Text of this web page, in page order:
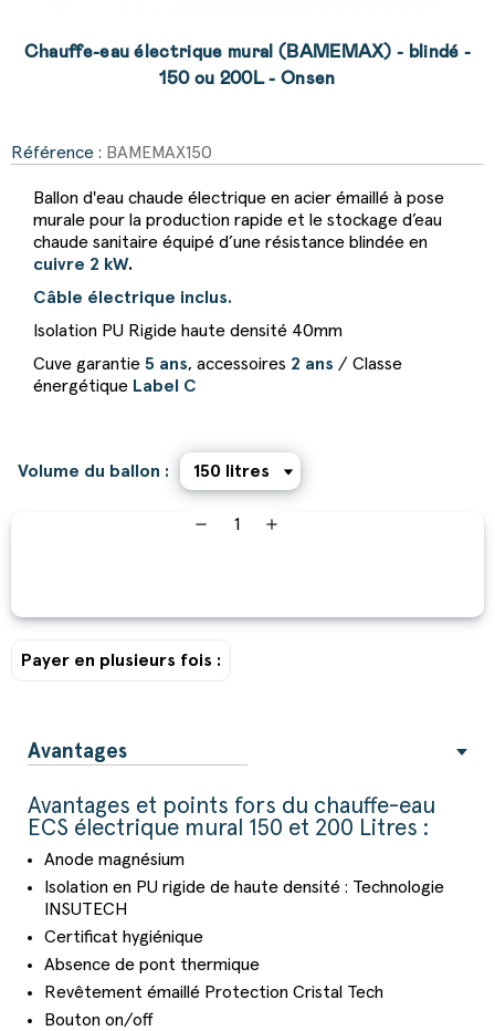
Chauffe-eau électrique mural (BAMEMAX) - blindé -
150 ou 200L - Onsen
Référence : BAMEMAX150
Ballon d'eau chaude électrique en acier émaillé à pose
murale pour la production rapide et le stockage d’eau
chaude sanitaire équipé d’une résistance blindée en
cuivre 2 kW.
Câble électrique inclus.
Isolation PU Rigide haute densité 40mm
Cuve garantie 5 ans, accessoires 2 ans / Classe
énergétique Label C
Volume du ballon :
remove add
Payer en plusieurs fois :
Avantages
Avantages et points fors du chauffe-eau
ECS électrique mural 150 et 200 Litres :
Anode magnésium
Isolation en PU rigide de haute densité : Technologie
INSUTECH
Certificat hygiénique
Absence de pont thermique
Revêtement émaillé Protection Cristal Tech
Bouton on/off